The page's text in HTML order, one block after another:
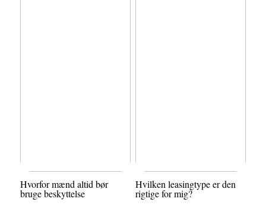
Hvorfor mænd altid bør
bruge beskyttelse
Hvilken leasingtype er den
rigtige for mig?